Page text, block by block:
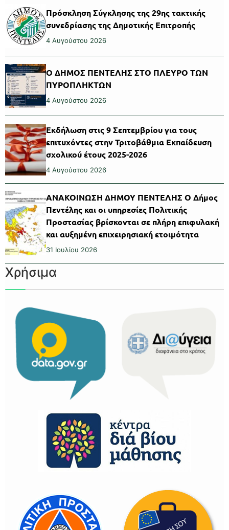
Πρόσκληση Σύγκλησης της 29ης τακτικής
συνεδρίασης της Δημοτικής Επιτροπής
4 Αυγούστου 2026
Ο ΔΗΜΟΣ ΠΕΝΤΕΛΗΣ ΣΤΟ ΠΛΕΥΡΟ ΤΩΝ
ΠΥΡΟΠΛΗΚΤΩΝ
4 Αυγούστου 2026
Εκδήλωση στις 9 Σεπτεμβρίου για τους
επιτυχόντες στην Τριτοβάθμια Εκπαίδευση
σχολικού έτους 2025-2026
4 Αυγούστου 2026
ΑΝΑΚΟΙΝΩΣΗ ΔΗΜΟΥ ΠΕΝΤΕΛΗΣ Ο Δήμος
Πεντέλης και οι υπηρεσίες Πολιτικής
Προστασίας βρίσκονται σε πλήρη επιφυλακή
και αυξημένη επιχειρησιακή ετοιμότητα
31 Ιουλίου 2026
Χρήσιμα